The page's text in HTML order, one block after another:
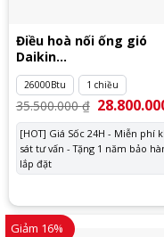
Điều hoà nối ống gió
Daikin
FDMNQ26MV1/
26000Btu 1 chiều
35.500.000₫ Giá
gốc
là:
35.500.000
[HOT] Giá Sốc 24H - Miễn phí
sát tư vấn - Tặng 1 năm bảo
lắp đặt
Giảm 16%